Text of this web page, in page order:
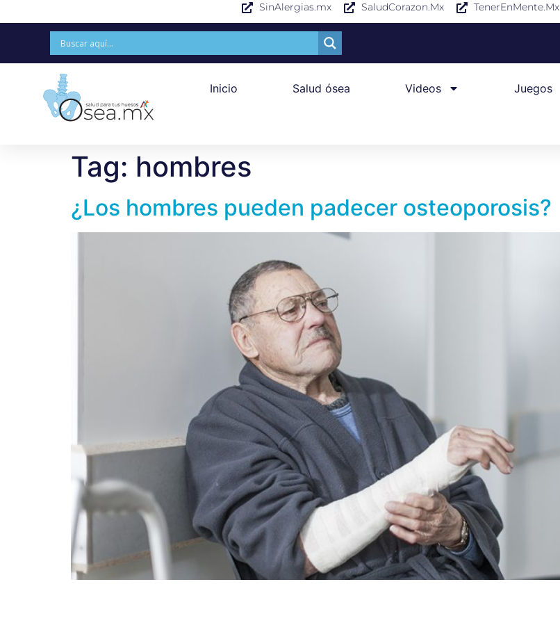
SinAlergias.mx SaludCorazon.Mx TenerEnMente.Mx
Inicio Salud ósea Videos Juegos
Tag: hombres
¿Los hombres pueden padecer osteoporosis?